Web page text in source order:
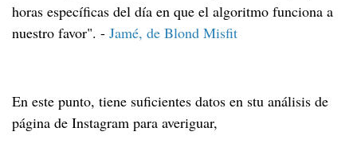
horas específicas del día en que el algoritmo funciona a
nuestro favor". - Jamé, de Blond Misfit
En este punto, tiene suficientes datos en stu análisis de
página de Instagram para averiguar,